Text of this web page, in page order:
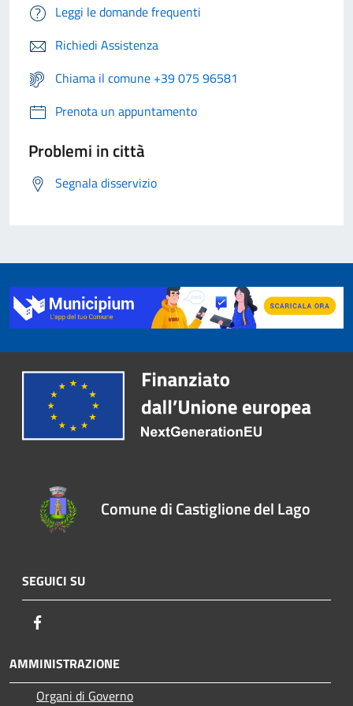
Leggi le domande frequenti
Richiedi Assistenza
Chiama il comune +39 075 96581
Prenota un appuntamento
Problemi in città
Segnala disservizio
Comune di Castiglione del Lago
SEGUICI SU
AMMINISTRAZIONE
Organi di Governo